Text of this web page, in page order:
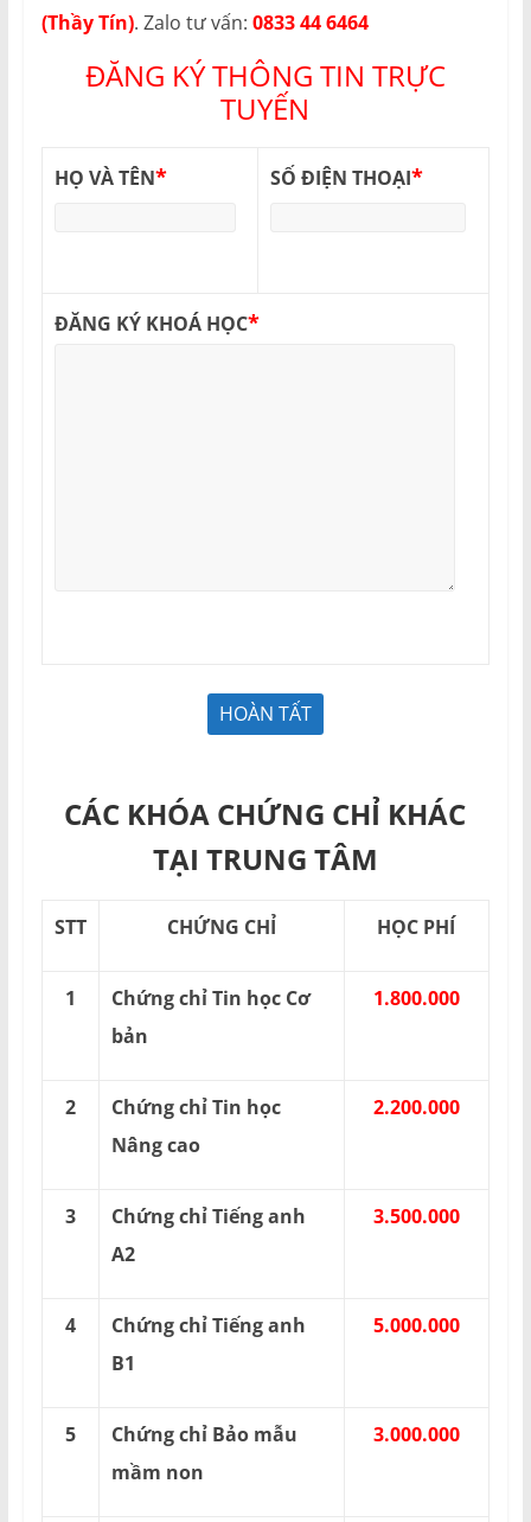
(Thầy Tín). Zalo tư vấn: 0833 44 6464
ĐĂNG KÝ THÔNG TIN TRỰC
TUYẾN
HỌ VÀ TÊN* SỐ ĐIỆN THOẠI*
ĐĂNG KÝ KHOÁ HỌC*
CÁC KHÓA CHỨNG CHỈ KHÁC
TẠI TRUNG TÂM
STT CHỨNG CHỈ HỌC PHÍ
1
Chứng chỉ Tin học Cơ
bản
1.800.000
2
Chứng chỉ Tin học
Nâng cao
2.200.000
3
Chứng chỉ Tiếng anh
A2
3.500.000
4
Chứng chỉ Tiếng anh
B1
5.000.000
5
Chứng chỉ Bảo mẫu
mầm non
3.000.000